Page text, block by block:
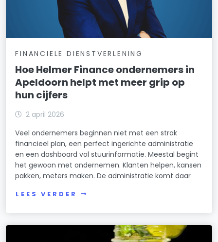
FINANCIELE DIENSTVERLENING
Hoe Helmer Finance ondernemers in
Apeldoorn helpt met meer grip op
hun cijfers
2 april 2026
Veel ondernemers beginnen niet met een strak
financieel plan, een perfect ingerichte administratie
en een dashboard vol stuurinformatie. Meestal begint
het gewoon met ondernemen. Klanten helpen, kansen
pakken, meters maken. De administratie komt daar
LEES VERDER